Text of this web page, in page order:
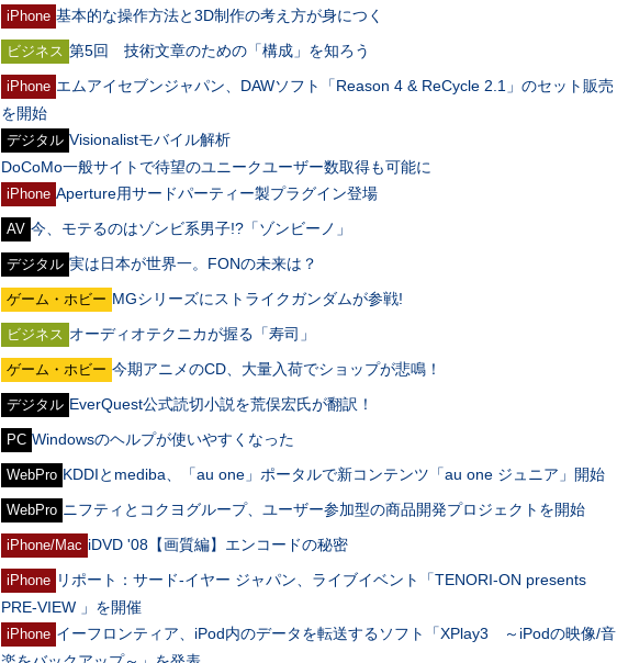
iPhone 基本的な操作方法と3D制作の考え方が身につく
ビジネス 第5回 技術文章のための「構成」を知ろう
iPhone エムアイセブンジャパン、DAWソフト「Reason 4 & ReCycle 2.1」のセット販売
を開始
デジタル Visionalistモバイル解析
DoCoMo一般サイトで待望のユニークユーザー数取得も可能に
iPhone Aperture用サードパーティー製プラグイン登場
AV 今、モテるのはゾンビ系男子!?「ゾンビーノ」
デジタル 実は日本が世界一。FONの未来は？
ゲーム・ホビー MGシリーズにストライクガンダムが参戦!
ビジネス オーディオテクニカが握る「寿司」
ゲーム・ホビー 今期アニメのCD、大量入荷でショップが悲鳴！
デジタル EverQuest公式読切小説を荒俣宏氏が翻訳！
PC Windowsのヘルプが使いやすくなった
WebPro KDDIとmediba、「au one」ポータルで新コンテンツ「au one ジュニア」開始
WebPro ニフティとコクヨグループ、ユーザー参加型の商品開発プロジェクトを開始
iPhone/Mac iDVD '08【画質編】エンコードの秘密
iPhone リポート：サード-イヤー ジャパン、ライブイベント「TENORI-ON presents
PRE-VIEW 」を開催
iPhone イーフロンティア、iPod内のデータを転送するソフト「XPlay3 ～iPodの映像/音